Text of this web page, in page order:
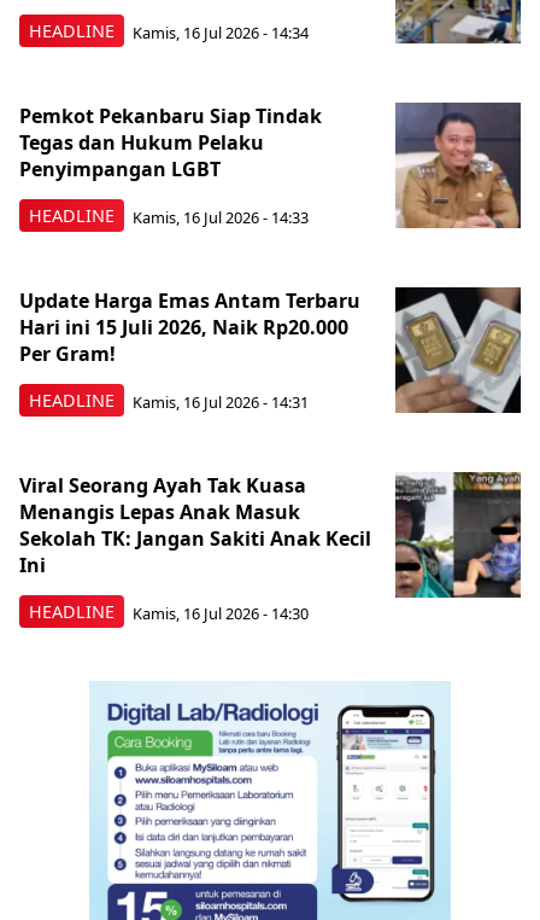
HEADLINE Kamis, 16 Jul 2026 - 14:34
HEADLINE
Pemkot Pekanbaru Siap Tindak
Tegas dan Hukum Pelaku
Penyimpangan LGBT
Kamis, 16 Jul 2026 - 14:33
HEADLINE
Update Harga Emas Antam Terbaru
Hari ini 15 Juli 2026, Naik Rp20.000
Per Gram!
Kamis, 16 Jul 2026 - 14:31
HEADLINE
Viral Seorang Ayah Tak Kuasa
Menangis Lepas Anak Masuk
Sekolah TK: Jangan Sakiti Anak Kecil
Ini
Kamis, 16 Jul 2026 - 14:30